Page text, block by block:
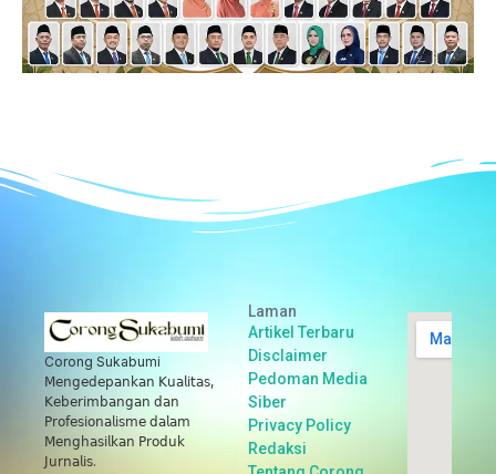
Corong Sukabumi
𝖬𝖾𝗇𝗀𝖾𝖽𝖾𝗉𝖺𝗇𝗄𝖺𝗇 𝖪𝗎𝖺𝗅𝗂𝗍𝖺𝗌,
𝖪𝖾𝖻𝖾𝗋𝗂𝗆𝖻𝖺𝗇𝗀𝖺𝗇 𝖽𝖺𝗇
𝖯𝗋𝗈𝖿𝖾𝗌𝗂𝗈𝗇𝖺𝗅𝗂𝗌𝗆𝖾 𝖽𝖺𝗅𝖺𝗆
𝖬𝖾𝗇𝗀𝗁𝖺𝗌𝗂𝗅𝗄𝖺𝗇 𝖯𝗋𝗈𝖽𝗎𝗄
𝖩𝗎𝗋𝗇𝖺𝗅𝗂𝗌.
Laman
Artikel Terbaru
Disclaimer
Pedoman Media
Siber
Privacy Policy
Redaksi